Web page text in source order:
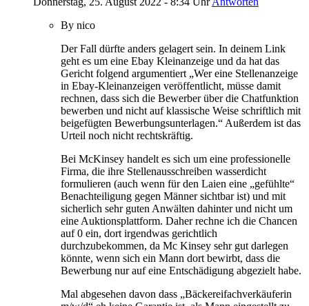
By nico
Der Fall dürfte anders gelagert sein. In deinem Link
geht es um eine Ebay Kleinanzeige und da hat das
Gericht folgend argumentiert „Wer eine Stellenanzeige
in Ebay-Kleinanzeigen veröffentlicht, müsse damit
rechnen, dass sich die Bewerber über die Chatfunktion
bewerben und nicht auf klassische Weise schriftlich mit
beigefügten Bewerbungsunterlagen.“ Außerdem ist das
Urteil noch nicht rechtskräftig.
Bei McKinsey handelt es sich um eine professionelle
Firma, die ihre Stellenausschreiben wasserdicht
formulieren (auch wenn für den Laien eine „gefühlte“
Benachteiligung gegen Männer sichtbar ist) und mit
sicherlich sehr guten Anwälten dahinter und nicht um
eine Auktionsplattform. Daher rechne ich die Chancen
auf 0 ein, dort irgendwas gerichtlich
durchzubekommen, da Mc Kinsey sehr gut darlegen
könnte, wenn sich ein Mann dort bewirbt, dass die
Bewerbung nur auf eine Entschädigung abgezielt habe.
Mal abgesehen davon dass „Bäckereifachverkäuferin